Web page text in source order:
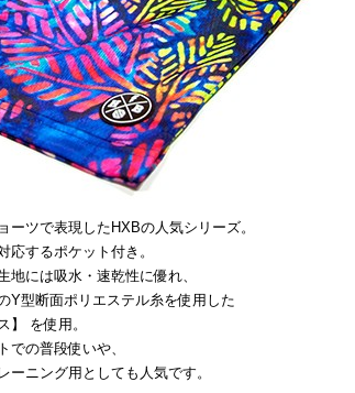
ツで表現したHXBの人気シリーズ。
応するポケット付き。
地には吸水・速乾性に優れ、
Y型断面ポリエステル糸を使用した
】 を使用。
での普段使いや、
ーニング用としても人気です。